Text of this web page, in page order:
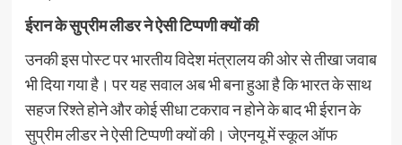
ईरान के सुप्रीम लीडर ने ऐसी टिप्पणी क्यों की
उनकी इस पोस्ट पर भारतीय विदेश मंत्रालय की ओर से तीखा जवाब
भी दिया गया है। पर यह सवाल अब भी बना हुआ है कि भारत के साथ
सहज रिश्ते होने और कोई सीधा टकराव न होने के बाद भी ईरान के
सुप्रीम लीडर ने ऐसी टिप्पणी क्यों की। जेएनयू में स्कूल ऑफ